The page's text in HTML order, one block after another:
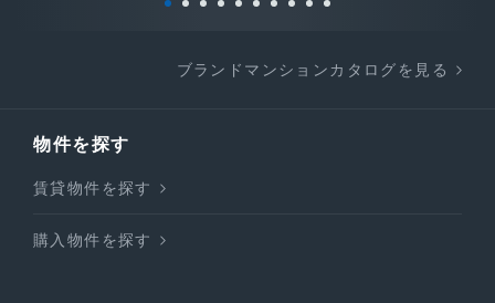
ブランドマンションカタログを見る
物件を探す
賃貸物件を探す
購入物件を探す